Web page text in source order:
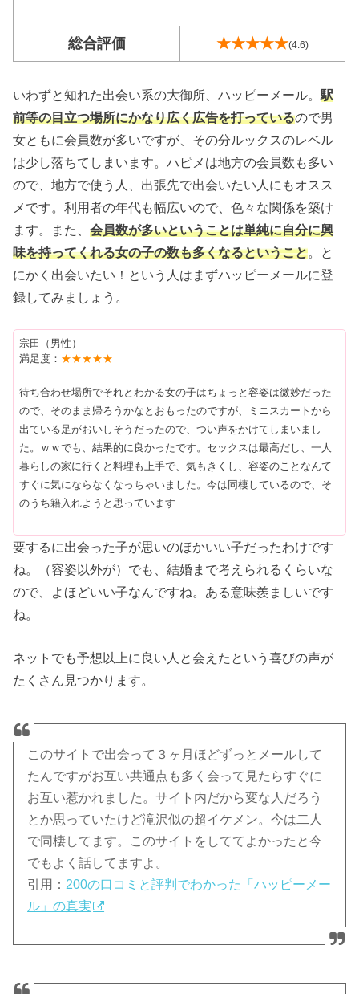
総合評価 ★★★★★(4.6)
いわずと知れた出会い系の大御所、ハッピーメール。駅
前等の目立つ場所にかなり広く広告を打っているので男
女ともに会員数が多いですが、その分ルックスのレベル
は少し落ちてしまいます。ハピメは地方の会員数も多い
ので、地方で使う人、出張先で出会いたい人にもオスス
メです。利用者の年代も幅広いので、色々な関係を築け
ます。また、会員数が多いということは単純に自分に興
味を持ってくれる女の子の数も多くなるということ 。と
にかく出会いたい！という人はまずハッピーメールに登
録してみましょう。
宗田（男性）
満足度： ★★★★★
待ち合わせ場所でそれとわかる女の子はちょっと容姿は微妙だった
ので、そのまま帰ろうかなとおもったのですが、ミニスカートから
出ている足がおいしそうだったので、つい声をかけてしまいまし
た。ｗｗでも、結果的に良かったです。セックスは最高だし、一人
暮らしの家に行くと料理も上手で、気もきくし、容姿のことなんて
すぐに気にならなくなっちゃいました。今は同棲しているので、そ
のうち籍入れようと思っています
要するに出会った子が思いのほかいい子だったわけです
ね。（容姿以外が）でも、結婚まで考えられるくらいな
ので、よほどいい子なんですね。ある意味羨ましいです
ね。
ネットでも予想以上に良い人と会えたという喜びの声が
たくさん見つかります。
このサイトで出会って３ヶ月ほどずっとメールして
たんですがお互い共通点も多く会って見たらすぐに
お互い惹かれました。サイト内だから変な人だろう
とか思っていたけど滝沢似の超イケメン。今は二人
で同棲してます。このサイトをしててよかったと今
でもよく話してますよ。
引用：200の口コミと評判でわかった「ハッピーメー
ル」の真実